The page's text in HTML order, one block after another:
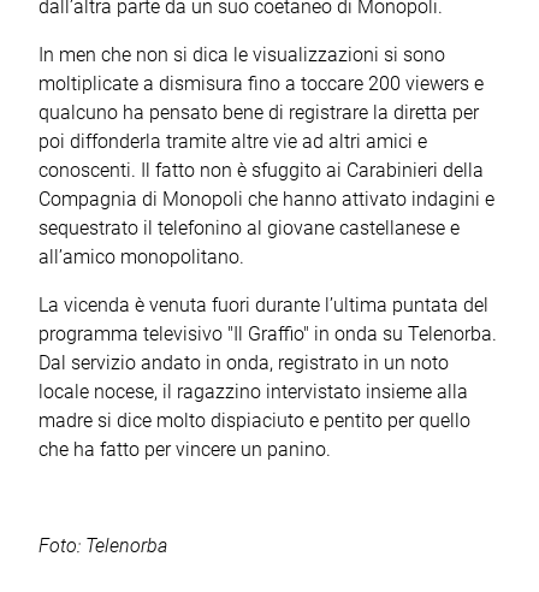
dall’altra parte da un suo coetaneo di Monopoli.
In men che non si dica le visualizzazioni si sono
moltiplicate a dismisura fino a toccare 200 viewers e
qualcuno ha pensato bene di registrare la diretta per
poi diffonderla tramite altre vie ad altri amici e
conoscenti. Il fatto non è sfuggito ai Carabinieri della
Compagnia di Monopoli che hanno attivato indagini e
sequestrato il telefonino al giovane castellanese e
all’amico monopolitano.
La vicenda è venuta fuori durante l’ultima puntata del
programma televisivo "Il Graffio" in onda su Telenorba.
Dal servizio andato in onda, registrato in un noto
locale nocese, il ragazzino intervistato insieme alla
madre si dice molto dispiaciuto e pentito per quello
che ha fatto per vincere un panino.
Foto: Telenorba